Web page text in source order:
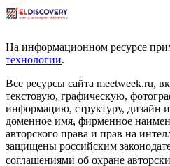
На информационном ресурсе
технологии.
Все ресурсы сайта meetweek.ru,
текстовую, графическую,
информацию, структуру, дизайн
доменное имя, фирменное
авторского права и прав на
защищены российским
соглашениями об охране